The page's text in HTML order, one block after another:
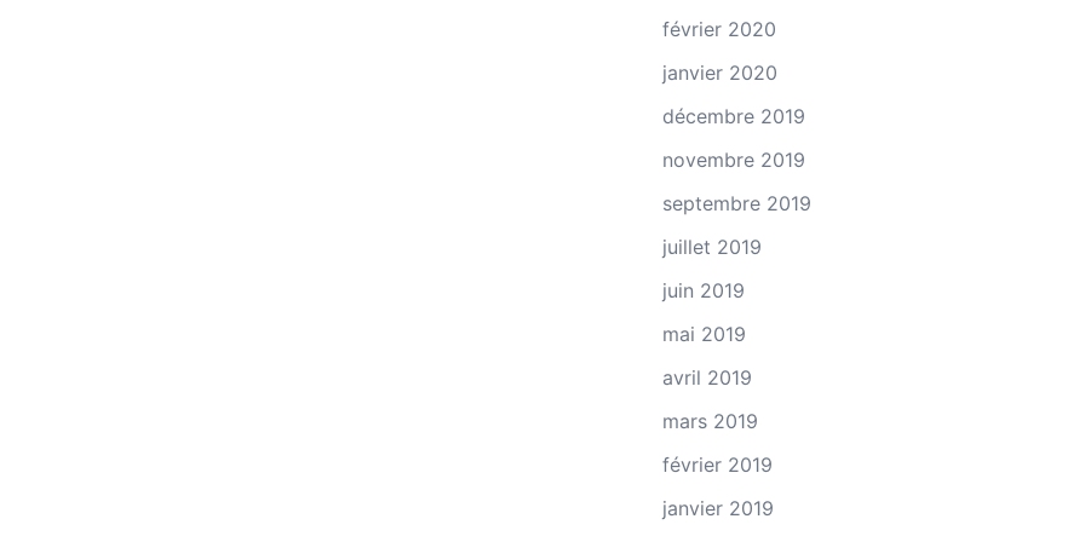
février 2020
janvier 2020
décembre 2019
novembre 2019
septembre 2019
juillet 2019
juin 2019
mai 2019
avril 2019
mars 2019
février 2019
janvier 2019